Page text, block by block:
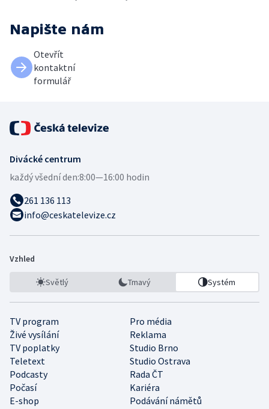
Napište nám
Otevřít
kontaktní
formulář
Divácké centrum
každý všední den:8:00—16:00 hodin
261 136 113
info@ceskatelevize.cz
Vzhled
Světlý Tmavý Systém
TV program
Pro média
Živé vysílání
Reklama
TV poplatky
Studio Brno
Teletext
Studio Ostrava
Podcasty
Rada ČT
Počasí
Kariéra
E-shop
Podávání námětů